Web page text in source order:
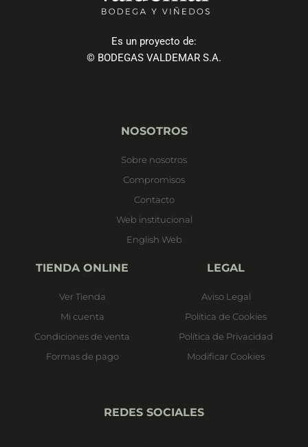
Es un proyecto de:
© BODEGAS VALDEMAR S.A.
NOSOTROS
Sobre nosotros
Compromisos
Contacto
Web institucional
English Web
TIENDA ONLINE
Ver Tienda
Mi cuenta
Condiciones de venta
Formas de pago
LEGAL
Aviso Legal
Política de Cookies
Política de Privacidad
Modificar Cookies
REDES SOCIALES